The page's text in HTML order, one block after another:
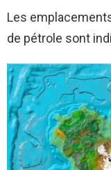
Les
de pétrole sont